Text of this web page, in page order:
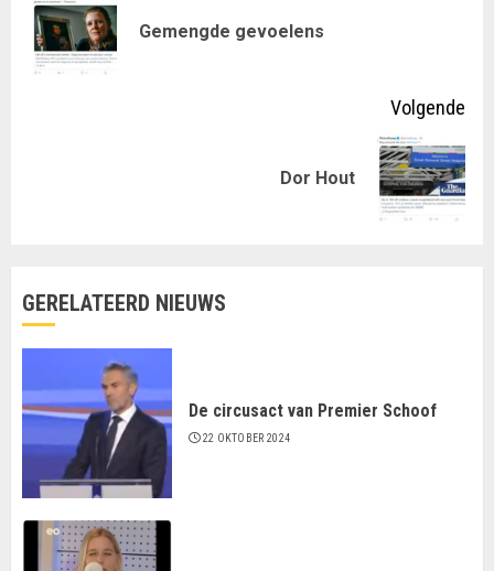
lezen
Gemengde gevoelens
Volgende
Dor Hout
GERELATEERD NIEUWS
De circusact van Premier Schoof
22 OKTOBER 2024